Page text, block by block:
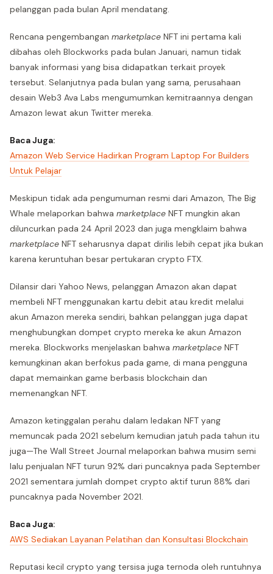
pelanggan pada bulan April mendatang.
Rencana pengembangan marketplace NFT ini pertama kali
dibahas oleh Blockworks pada bulan Januari, namun tidak
banyak informasi yang bisa didapatkan terkait proyek
tersebut. Selanjutnya pada bulan yang sama, perusahaan
desain Web3 Ava Labs mengumumkan kemitraannya dengan
Amazon lewat akun Twitter mereka.
Baca Juga:
Amazon Web Service Hadirkan Program Laptop For Builders
Untuk Pelajar
Meskipun tidak ada pengumuman resmi dari Amazon, The Big
Whale melaporkan bahwa marketplace NFT mungkin akan
diluncurkan pada 24 April 2023 dan juga mengklaim bahwa
marketplace NFT seharusnya dapat dirilis lebih cepat jika bukan
karena keruntuhan besar pertukaran crypto FTX.
Dilansir dari Yahoo News, pelanggan Amazon akan dapat
membeli NFT menggunakan kartu debit atau kredit melalui
akun Amazon mereka sendiri, bahkan pelanggan juga dapat
menghubungkan dompet crypto mereka ke akun Amazon
mereka. Blockworks menjelaskan bahwa marketplace NFT
kemungkinan akan berfokus pada game, di mana pengguna
dapat memainkan game berbasis blockchain dan
memenangkan NFT.
Amazon ketinggalan perahu dalam ledakan NFT yang
memuncak pada 2021 sebelum kemudian jatuh pada tahun itu
juga—The Wall Street Journal melaporkan bahwa musim semi
lalu penjualan NFT turun 92% dari puncaknya pada September
2021 sementara jumlah dompet crypto aktif turun 88% dari
puncaknya pada November 2021.
Baca Juga:
AWS Sediakan Layanan Pelatihan dan Konsultasi Blockchain
Reputasi kecil crypto yang tersisa juga ternoda oleh runtuhnya